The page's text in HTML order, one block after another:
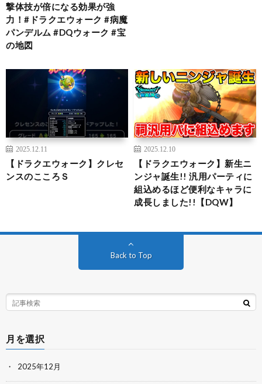
撃体技が倍になる効果が強
力！#ドラクエウォーク #病魔
パンデルム #DQウォーク #宝
の地図
2025.12.11
【ドラクエウォーク】クレセ
ンスのこころＳ
2025.12.10
【ドラクエウォーク】新生ニ
ンジャ誕生!! 汎用パーティに
組込めるほど便利なキャラに
成長しました!!【DQW】
Back to Top
月を選択
2025年12月